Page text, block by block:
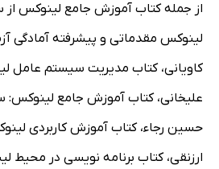
از جمله کتاب آموزش جامع لینوکس
علیخانی، کتاب آموزش جامع لینوکس:
حسین رجاء، کتاب آموزش کاربردی
ارزنقی، کتاب برنامه نویسی در محیط